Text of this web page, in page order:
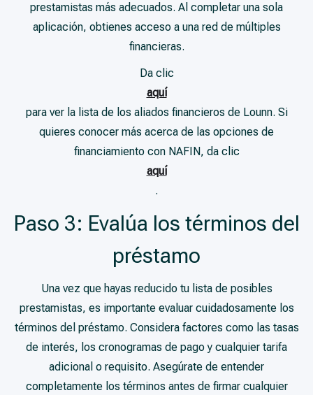
prestamistas más adecuados. Al completar una sola
aplicación, obtienes acceso a una red de múltiples
financieras.
Da clic
aquí
para ver la lista de los aliados financieros de Lounn. Si
quieres conocer más acerca de las opciones de
financiamiento con NAFIN, da clic
aquí
.
Paso 3: Evalúa los términos del
préstamo
Una vez que hayas reducido tu lista de posibles
prestamistas, es importante evaluar cuidadosamente los
términos del préstamo. Considera factores como las tasas
de interés, los cronogramas de pago y cualquier tarifa
adicional o requisito. Asegúrate de entender
completamente los términos antes de firmar cualquier